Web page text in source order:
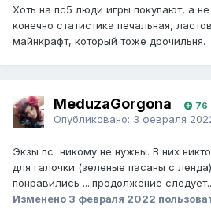
Хоть на пс5 люди игры покупают, а
конечно статистика печальная,
майнкрафт, который тоже дрочильня.
MeduzaGorgona 76
Опубликовано: 3 февраля
Экзы пс никому не нужны. В них
для галочки (зеленые пасаны с
понравились ....продолжение
Изменено 3 февраля 2022